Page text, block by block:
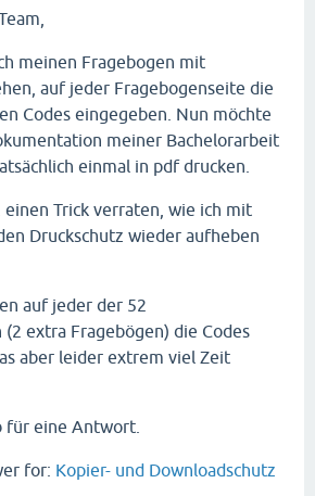
meinen Fragebogen mit
auf jeder Fragebogenseite die
Codes eingegeben. Nun möchte
meiner Bachelorarbeit
einmal in pdf drucken.
Trick verraten, wie ich mit
Druckschutz wieder aufheben
auf jeder der 52
extra Fragebögen) die Codes
aber leider extrem viel Zeit
für eine Antwort.
for: Kopier- und Downloadschutz